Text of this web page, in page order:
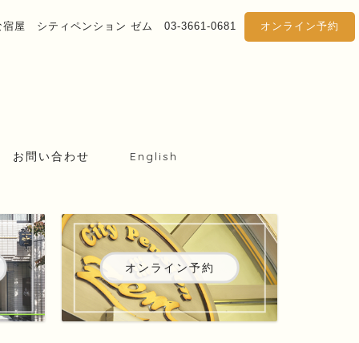
宿屋 シティペンション ゼム 03-3661-0681 オンライン予約
お問い合わせ English
オンライン予約